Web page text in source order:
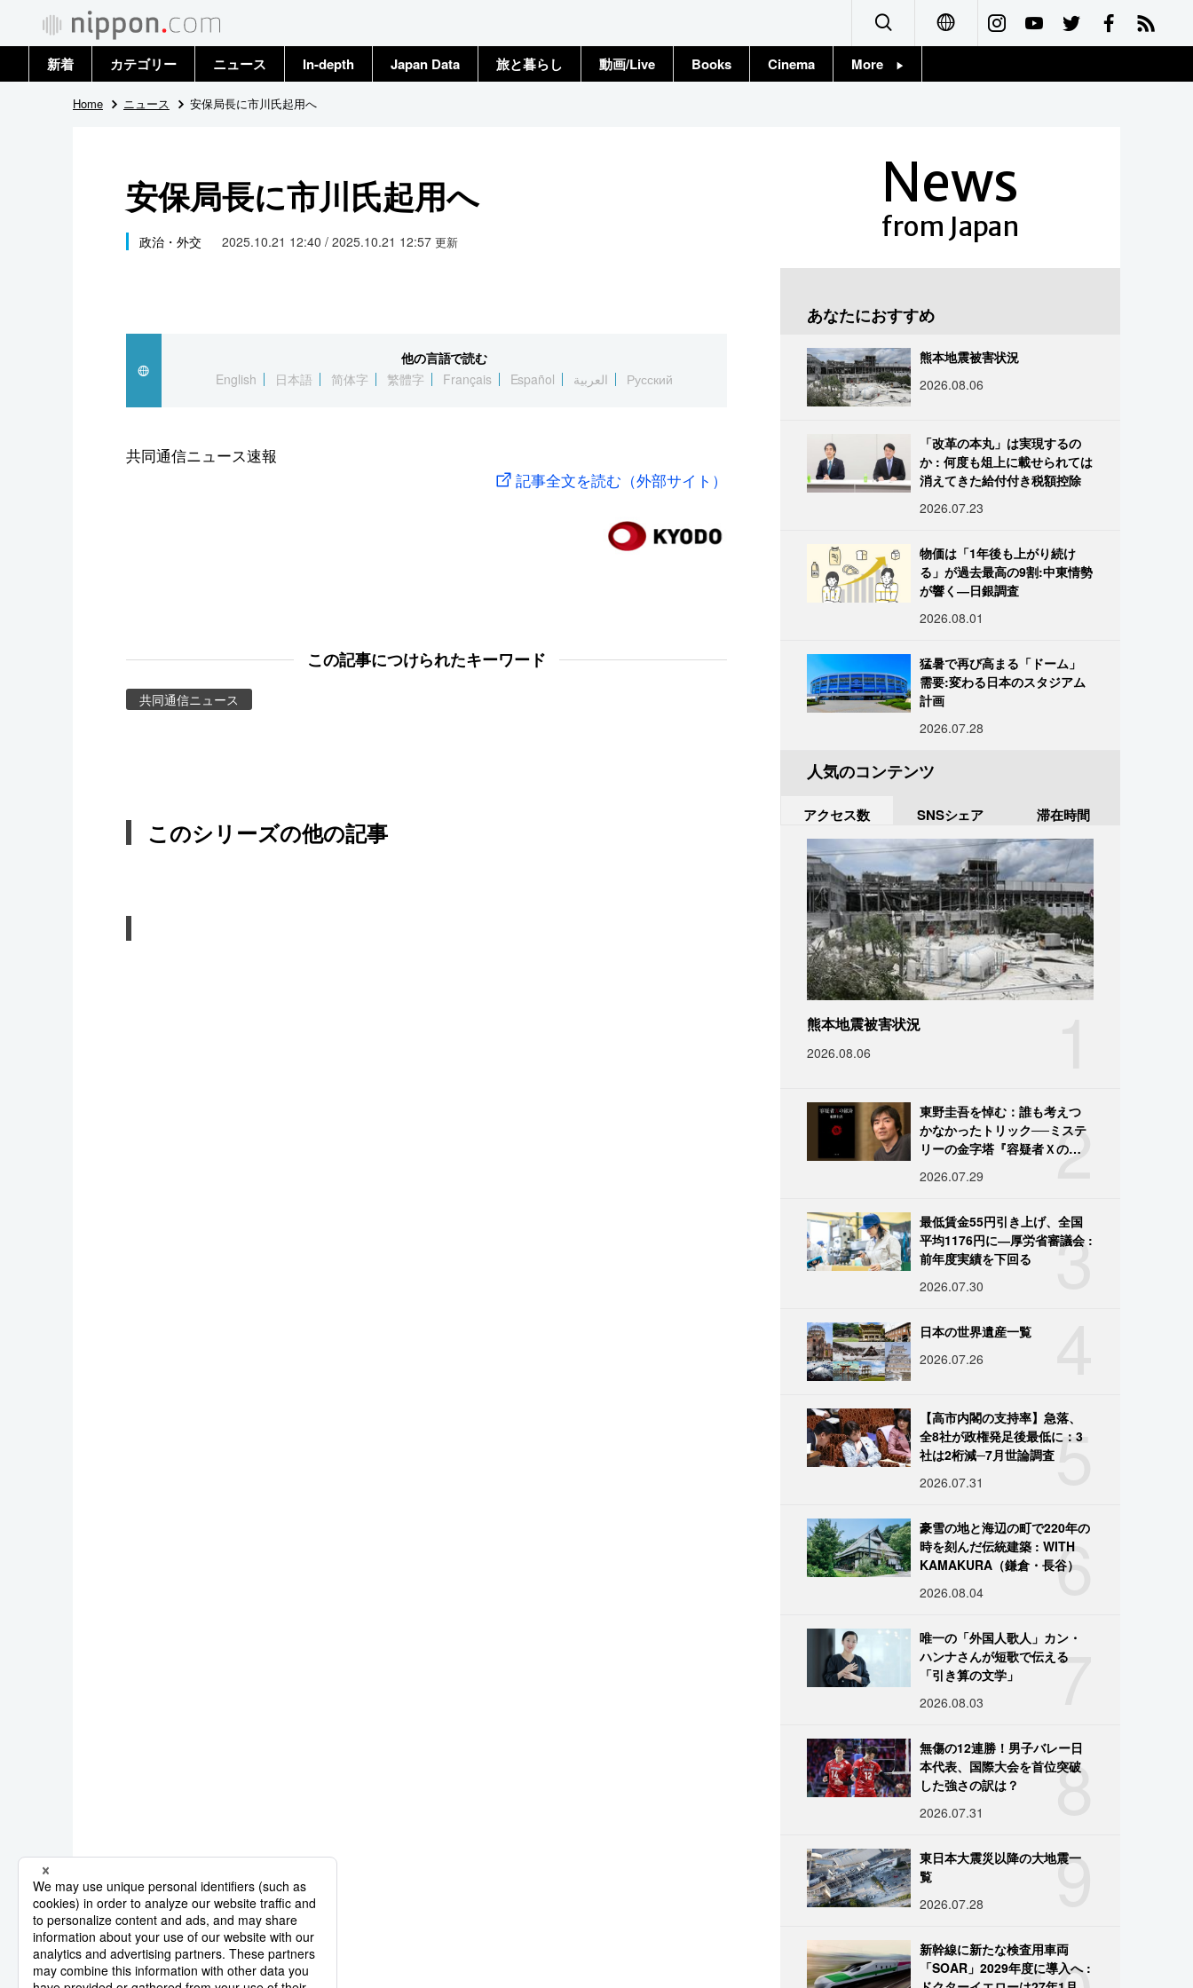
Français
新着 カテゴリー
政治・外交
国際
科学・技術
暮らし
ニュース
トップ
In-depth Japan Data 旅と暮らし 動画/Live Books Cinema More
Home ニュース 安保局長に市川氏起用へ
安保局長に市川氏起用へ
政治・外交 2025.10.21 12:40 / 2025.10.21 12:57 更新
他の言語で読む
English
日本語 简体字 繁體字 Français Español العربية Русский
共同通信ニュース速報
記事全文を読む（外部サイト）
この記事につけられたキーワード
共同通信ニュース
このシリーズの他の記事
News
from Japan
あなたにおすすめ
熊本地震被害状況
2026.08.06
「改革の本丸」は実現するの
か : 何度も俎上に載せられては
消えてきた給付付き税額控除
2026.07.23
物価は「1年後も上がり続け
る」が過去最高の9割:中東情勢
が響く―日銀調査
2026.08.01
猛暑で再び高まる「ドーム」
需要:変わる日本のスタジアム
計画
2026.07.28
人気のコンテンツ
アクセス数 SNSシェア 滞在時間
熊本地震被害状況
2026.08.06
2
東野圭吾を悼む：誰も考えつ
かなかったトリック──ミステ
リーの金字塔『容疑者Ｘの献
2026.07.29
3
最低賃金55円引き上げ、全国
平均1176円に―厚労省審議会 :
前年度実績を下回る
2026.07.30
日本の世界遺産一覧
2026.07.26
5
【高市内閣の支持率】急落、
全8社が政権発足後最低に：3
社は2桁減─7月世論調査
2026.07.31
6
豪雪の地と海辺の町で220年の
時を刻んだ伝統建築 : WITH
KAMAKURA（鎌倉・長谷）
2026.08.04
7
唯一の「外国人歌人」カン・
ハンナさんが短歌で伝える
「引き算の文学」
2026.08.03
8
無傷の12連勝！男子バレー日
本代表、国際大会を首位突破
した強さの訳は？
2026.07.31
9
東日本大震災以降の大地震一
覧
2026.07.28
新幹線に新たな検査用車両
「SOAR」2029年度に導入へ :